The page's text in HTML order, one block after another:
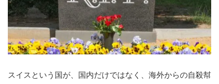
スイスという国が、国内だけではなく、海外からの自殺幇